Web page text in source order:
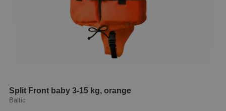
Split Front baby 3-15 kg, orange
Baltic